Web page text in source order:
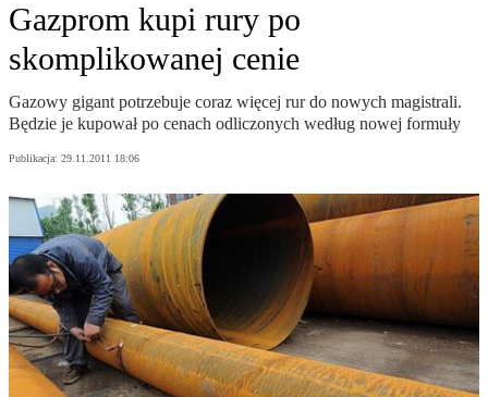
Gazprom kupi rury po
skomplikowanej cenie
Gazowy gigant potrzebuje coraz więcej rur do nowych magistrali.
Będzie je kupował po cenach odliczonych według nowej formuły
Publikacja: 29.11.2011 18:06